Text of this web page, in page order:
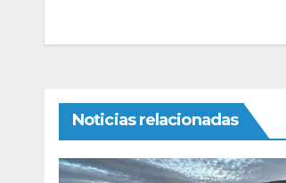
Noticias relacionadas